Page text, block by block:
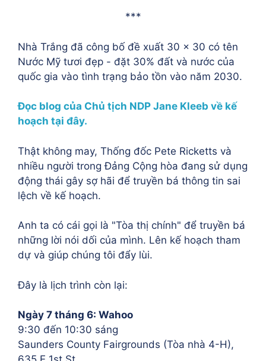
***
Nhà Trắng đã công bố đề xuất 30 × 30 có tên
Nước Mỹ tươi đẹp - đặt 30% đất và nước của
quốc gia vào tình trạng bảo tồn vào năm 2030.
Đọc blog của Chủ tịch NDP Jane Kleeb về kế
hoạch tại đây.
Thật không may, Thống đốc Pete Ricketts và
nhiều người trong Đảng Cộng hòa đang sử dụng
động thái gây sợ hãi để truyền bá thông tin sai
lệch về kế hoạch.
Anh ta có cái gọi là "Tòa thị chính" để truyền bá
những lời nói dối của mình. Lên kế hoạch tham
dự và giúp chúng tôi đẩy lùi.
Đây là lịch trình còn lại:
Ngày 7 tháng 6: Wahoo
9:30 đến 10:30 sáng
Saunders County Fairgrounds (Tòa nhà 4-H),